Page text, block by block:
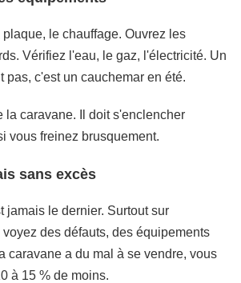
le chauffage. Ouvrez les
Vérifiez l'eau, le gaz, l'électricité. Un
pas, c'est un cauchemar en été.
la caravane. Il doit s'enclencher
vous freinez brusquement.
sans excès
jamais le dernier. Surtout sur
des défauts, des équipements
caravane a du mal à se vendre, vous
à 15 % de moins.